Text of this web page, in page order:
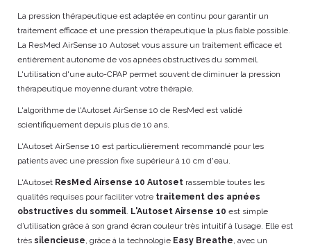
La pression thérapeutique est adaptée en continu pour garantir un
traitement efficace et une pression thérapeutique la plus fiable possible.
La ResMed AirSense 10 Autoset vous assure un traitement efficace et
entièrement autonome de vos apnées obstructives du sommeil.
L'utilisation d'une auto-CPAP permet souvent de diminuer la pression
thérapeutique moyenne durant votre thérapie.
L'algorithme de l'Autoset AirSense 10 de ResMed est validé
scientifiquement depuis plus de 10 ans.
L'Autoset AirSense 10 est particulièrement recommandé pour les
patients avec une pression fixe supérieur à 10 cm d'eau.
L'Autoset ResMed Airsense 10 Autoset rassemble toutes les
qualités requises pour faciliter votre traitement des apnées
obstructives du sommeil. L'Autoset Airsense 10 est simple
d’utilisation grâce à son grand écran couleur très intuitif à l’usage. Elle est
très silencieuse, grâce à la technologie Easy Breathe, avec un